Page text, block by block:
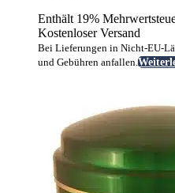
Enthält 19%
Kostenloser Versand
Bei Lieferungen in Nicht-EU-
und Gebühren anfallen.